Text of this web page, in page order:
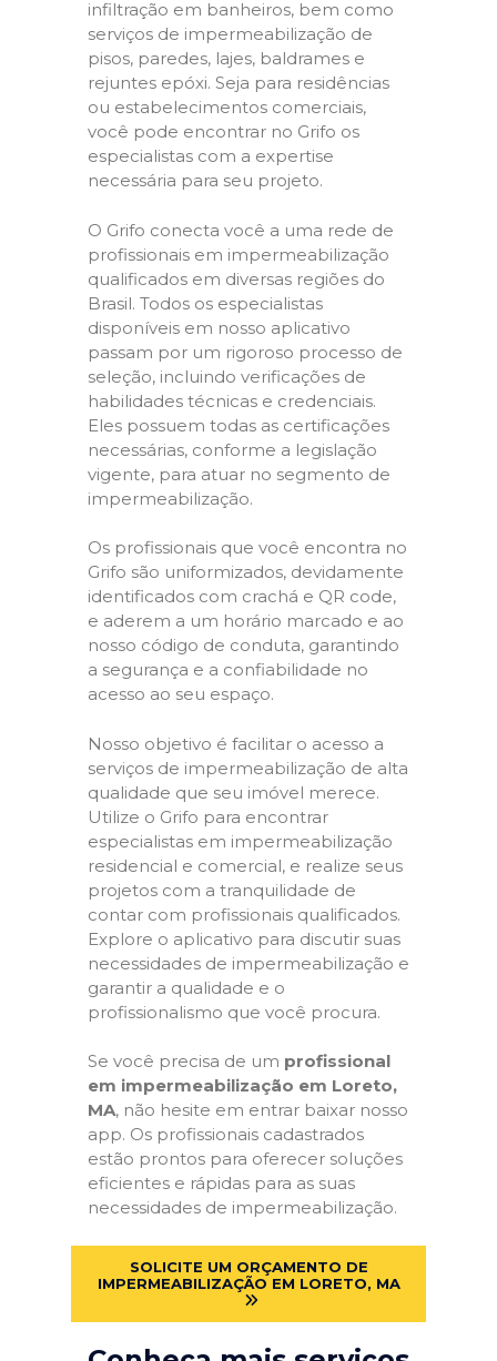
infiltração em banheiros, bem como
serviços de impermeabilização de
pisos, paredes, lajes, baldrames e
rejuntes epóxi. Seja para residências
ou estabelecimentos comerciais,
você pode encontrar no Grifo os
especialistas com a expertise
necessária para seu projeto.
O Grifo conecta você a uma rede de
profissionais em impermeabilização
qualificados em diversas regiões do
Brasil. Todos os especialistas
disponíveis em nosso aplicativo
passam por um rigoroso processo de
seleção, incluindo verificações de
habilidades técnicas e credenciais.
Eles possuem todas as certificações
necessárias, conforme a legislação
vigente, para atuar no segmento de
impermeabilização.
Os profissionais que você encontra no
Grifo são uniformizados, devidamente
identificados com crachá e QR code,
e aderem a um horário marcado e ao
nosso código de conduta, garantindo
a segurança e a confiabilidade no
acesso ao seu espaço.
Nosso objetivo é facilitar o acesso a
serviços de impermeabilização de alta
qualidade que seu imóvel merece.
Utilize o Grifo para encontrar
especialistas em impermeabilização
residencial e comercial, e realize seus
projetos com a tranquilidade de
contar com profissionais qualificados.
Explore o aplicativo para discutir suas
necessidades de impermeabilização e
garantir a qualidade e o
profissionalismo que você procura.
Se você precisa de um profissional
em impermeabilização em Loreto,
MA, não hesite em entrar baixar nosso
app. Os profissionais cadastrados
estão prontos para oferecer soluções
eficientes e rápidas para as suas
necessidades de impermeabilização.
SOLICITE UM ORÇAMENTO DE
IMPERMEABILIZAÇÃO EM LORETO, MA